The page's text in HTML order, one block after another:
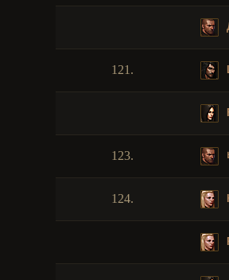
121.
123.
124.